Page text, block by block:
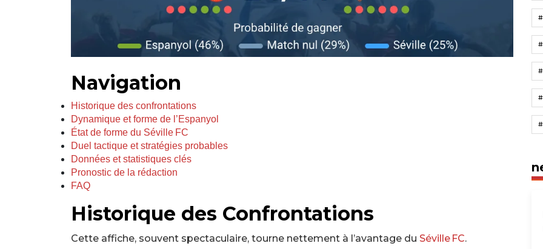
Navigation
Historique des confrontations
Dynamique et forme de l’Espanyol
État de forme du Séville FC
Duel tactique et stratégies probables
Données et statistiques clés
Pronostic de la rédaction
FAQ
Historique des Confrontations
Cette affiche, souvent spectaculaire, tourne nettement à l’avantage du Séville FC.